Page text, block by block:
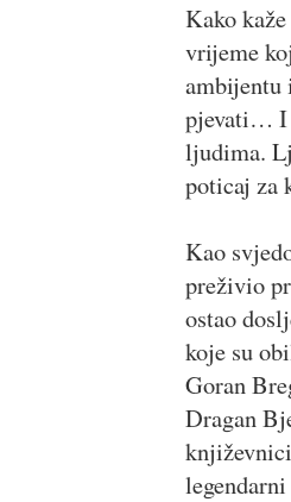
Kako
vrijeme
ambijentu
pjevati… I
ljudima.
poticaj za
Kao
preživio
ostao
koje su
Goran
Dragan